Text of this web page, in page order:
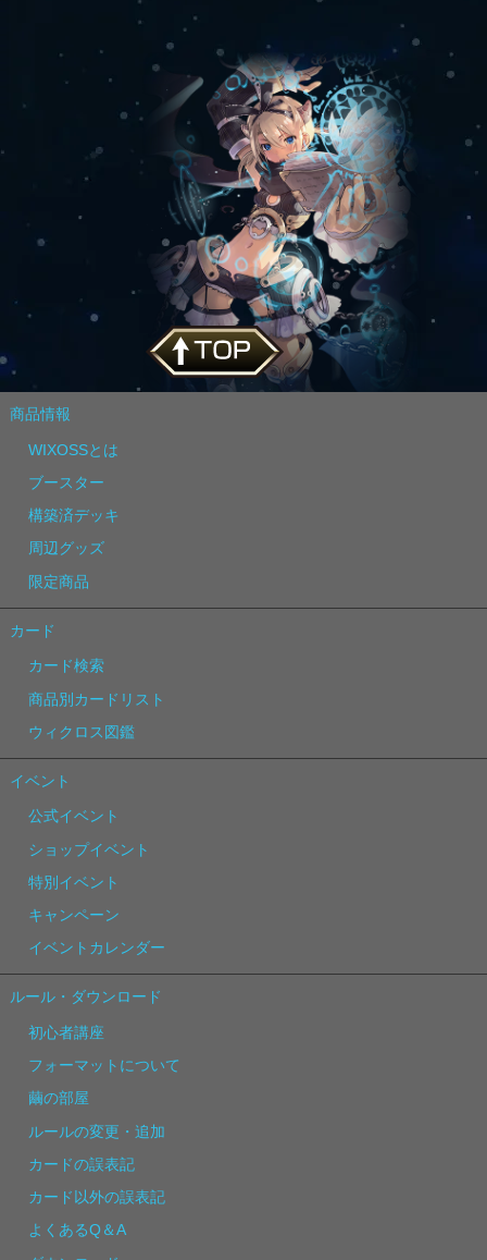
商品情報
WIXOSSとは
ブースター
構築済デッキ
周辺グッズ
限定商品
カード
カード検索
商品別カードリスト
ウィクロス図鑑
イベント
公式イベント
ショップイベント
特別イベント
キャンペーン
イベントカレンダー
ルール・ダウンロード
初心者講座
フォーマットについて
繭の部屋
ルールの変更・追加
カードの誤表記
カード以外の誤表記
よくあるQ＆A